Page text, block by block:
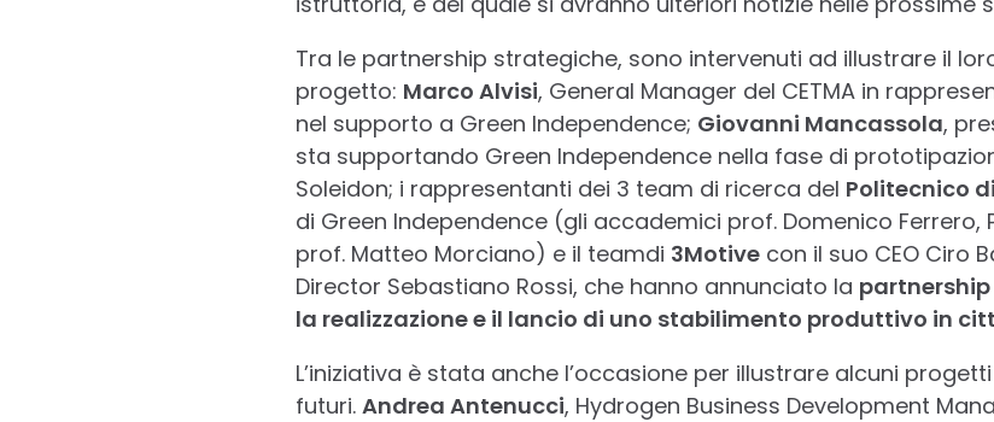
Tra le partnership strategiche, sono intervenuti ad illustrare il
progetto: Marco Alvisi, General Manager del CETMA in
nel supporto a Green Independence; Giovanni Mancassola,
sta supportando Green Independence nella fase di
Soleidon; i rappresentanti dei 3 team di ricerca del Politecnico
di Green Independence (gli accademici prof. Domenico Ferrero,
prof. Matteo Morciano) e il teamdi 3Motivecon il suo CEO Ciro
Director Sebastiano Rossi, che hanno annunciato la partnership
la realizzazione e il lancio di uno stabilimento produttivo in
L’iniziativa è stata anche l’occasione per illustrare alcuni
futuri. Andrea Antenucci, Hydrogen Business Development